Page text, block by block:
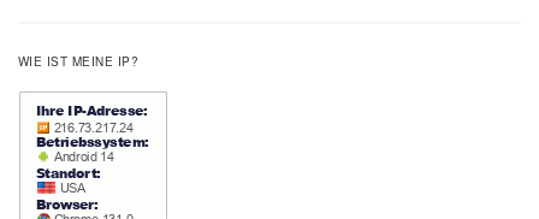
WIE IST MEINE IP?